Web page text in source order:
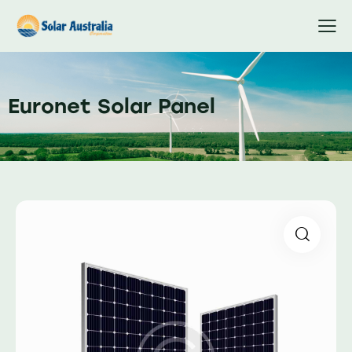
Euronet Solar Panel